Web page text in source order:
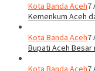
Kota Banda Aceh7
Kemenkum Aceh
Kota Banda Aceh7
Bupati Aceh